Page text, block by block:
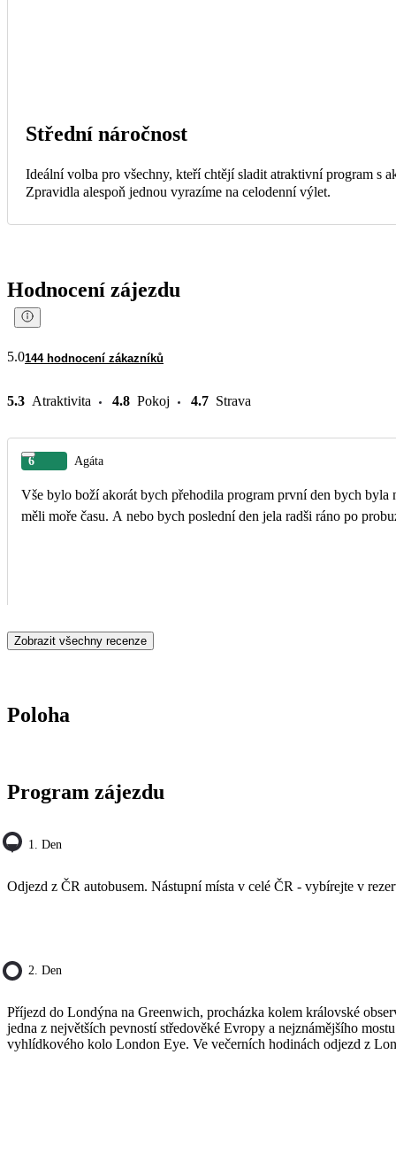
Střední náročnost
Ideální volba pro všechny, kteří chtějí sladit atraktivní program s
Zpravidla alespoň jednou vyrazíme na celodenní výlet.
Hodnocení zájezdu
5.0144 hodnocení zákazníků
5.3 Atraktivita 4.8 Pokoj 4.7 Strava
6 Agáta
Vše bylo boží akorát bych přehodila program první den bych
měli moře času. A nebo bych poslední den jela radši ráno po
Zobrazit všechny recenze
Poloha
Program zájezdu
1. Den
Odjezd z ČR autobusem. Nástupní místa v celé ČR - vybírejte v
2. Den
Příjezd do Londýna na Greenwich, procházka kolem královské
jedna z největších pevností středověké Evropy a nejznámějšího
vyhlídkového kolo London Eye. Ve večerních hodinách odjezd z